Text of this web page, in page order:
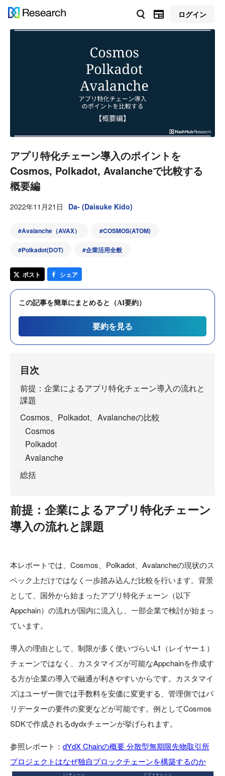
ログイン
アプリ特化チェーン導入のポイントを
Cosmos, Polkadot, Avalancheで比較する
概要編
2022年11月21日 Da- (Daisuke Kido)
#Avalanche（AVAX） #COSMOS(ATOM)
#Polkadot(DOT) #企業活用全般
ポスト シェア
この記事を簡単にまとめると（AI要約）
要約を見る
目次
前提：企業によるアプリ特化チェーン導入の流れと
課題
Cosmos、Polkadot、Avalancheの比較
Cosmos
Polkadot
Avalanche
総括
前提：企業によるアプリ特化チェーン
導入の流れと課題
本レポートでは、Cosmos、Polkadot、Avalancheの現状のス
ペック上だけではなく一歩踏み込んだ比較を行います。背景
として、国外から始まったアプリ特化チェーン（以下
Appchain）の流れが国内に流入し、一部企業で検討が始まっ
ています。
導入の理由として、制限が多く使いづらいL1（レイヤー１）
チェーンではなく、カスタマイズが可能なAppchainを作成す
る方が企業の導入で融通が利きやすいからです。カスタマイ
ズはユーザー側では手数料を安価に変更する、管理側ではバ
リデーターの要件の変更などが可能です。例としてCosmos
SDKで作成されるdydxチェーンが挙げられます。
参照レポート： dYdX Chainの概要 分散型無期限先物取引所
プロジェクトはなぜ独自ブロックチェーンを構築するのか